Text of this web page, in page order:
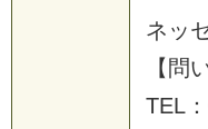
ネ ッ
【 問
TEL ：